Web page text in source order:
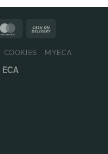
COOKIES MYECA
ECA